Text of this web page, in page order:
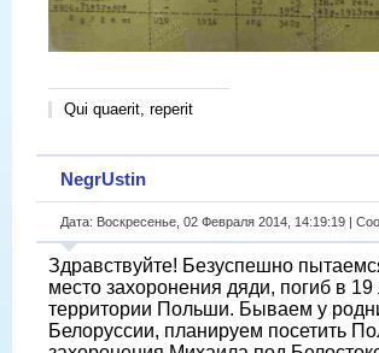
Qui quaerit, reperit
NegrUstin
Дата: Воскресенье, 02 Февраля 2014, 14:19:19 |
Здравствуйте! Безуспешно
место захоронения дяди, погиб в 19
территории Польши. Бываем у
Белоруссии, планируем посетить